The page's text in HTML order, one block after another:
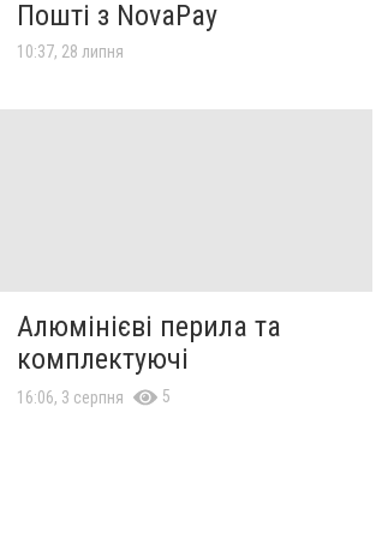
Пошті з NovaPay
10:37, 28 липня
Алюмінієві перила та
комплектуючі
16:06, 3 серпня 5